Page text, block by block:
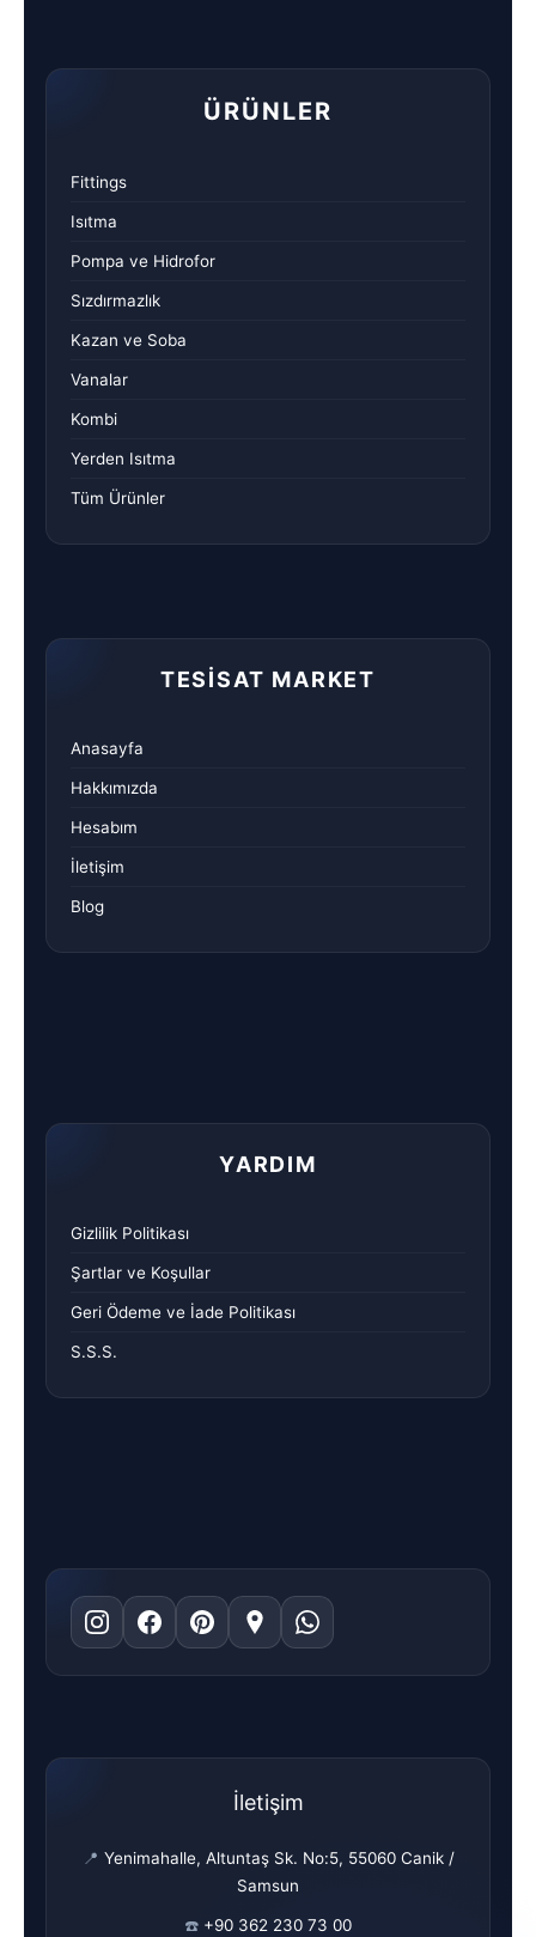
ÜRÜNLER
Fittings
Isıtma
Pompa ve Hidrofor
Sızdırmazlık
Kazan ve Soba
Vanalar
Kombi
Yerden Isıtma
Tüm Ürünler
TESISAT MARKET
Anasayfa
Hakkımızda
Hesabım
İletişim
Blog
YARDIM
Gizlilik Politikası
Şartlar ve Koşullar
Geri Ödeme ve İade Politikası
S.S.S.
İletişim
📍 Yenimahalle, Altuntaş Sk. No:5, 55060 Canik /
Samsun
☎️ +90 362 230 73 00